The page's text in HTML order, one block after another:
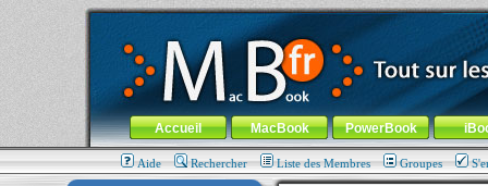
MacBook-fr.com : 100% Apple... 100% nomade !
Aller au contenu-Aller au menu général-Aller au menu de
Menu général
Accueil MacBook PowerBook
Aide Rechercher Liste des Membres Groupes